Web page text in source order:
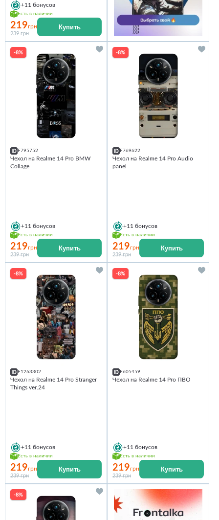
+11 бонусов
Есть в наличии
219грн
239 грн
Купить
-8%
F795752
Чехол на Realme 14 Pro BMW
Collage
+11 бонусов
Есть в наличии
219грн
239 грн
Купить
-8%
F769622
Чехол на Realme 14 Pro Audio
panel
+11 бонусов
Есть в наличии
219грн
239 грн
Купить
-8%
F1263302
Чехол на Realme 14 Pro Stranger
Things ver.24
+11 бонусов
Есть в наличии
219грн
239 грн
Купить
-8%
F605459
Чехол на Realme 14 Pro ПВО
+11 бонусов
Есть в наличии
219грн
239 грн
Купить
-8%